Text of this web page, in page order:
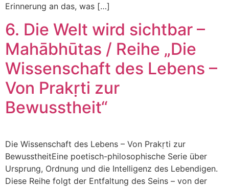
Erinnerung an das, was […]
6. Die Welt wird sichtbar –
Mahābhūtas / Reihe „Die
Wissenschaft des Lebens –
Von Prakṛti zur
Bewusstheit“
Die Wissenschaft des Lebens – Von Prakṛti zur
BewusstheitEine poetisch-philosophische Serie über
Ursprung, Ordnung und die Intelligenz des Lebendigen.
Diese Reihe folgt der Entfaltung des Seins – von der